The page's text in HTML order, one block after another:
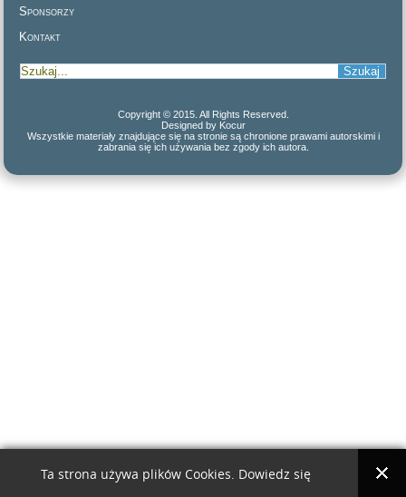
Sponsorzy
Kontakt
Copyright © 2015. All Rights Reserved.
Designed by Kocur
Wszystkie materiały znajdujące się na stronie są chronione prawami autorskimi i
zabrania się ich używania bez zgody ich autora.
Ta strona używa plików Cookies. Dowiedz się